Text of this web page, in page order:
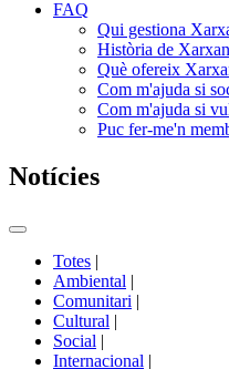
FAQ
Qui gestiona
Història de
Què ofereix
Com m'ajuda si
Com m'ajuda si
Puc fer-me'n
Notícies
Commutador
portals
Totes |
Ambiental |
Comunitari |
Cultural |
Social |
Internacional |